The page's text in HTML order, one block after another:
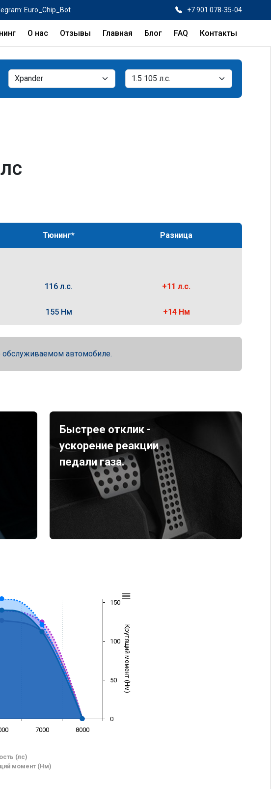
Euro_Chip_Bot +7 901 078-35-04
О нас Отзывы Главная Блог FAQ Контакты
Тюнинг* Разница
116 л.с. +11 л.с.
155 Нм +14 Нм
обслуживаемом автомобиле.
Быстрее отклик -
ускорение реакции
педали газа.
Крутящий момент (Нм)
(лс)
момент (Нм)
7000 8000
0
50
100
150